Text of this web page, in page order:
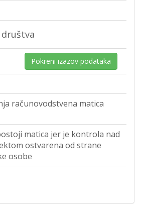
Pokreni izazov podataka
računovodstvena matica
matica jer je kontrola nad
ostvarena od strane
osobe